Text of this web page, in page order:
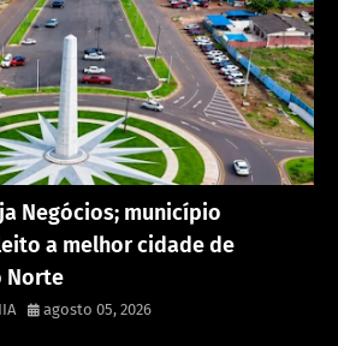
Negócios; município
a melhor cidade de
Norte
agosto 05, 2026